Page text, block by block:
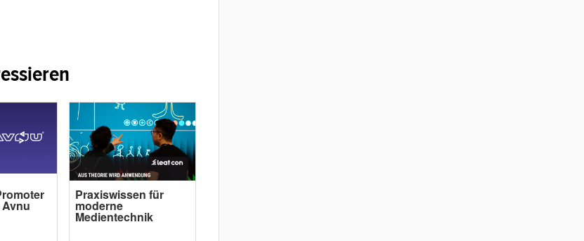
Praxiswissen für
moderne
Medientechnik